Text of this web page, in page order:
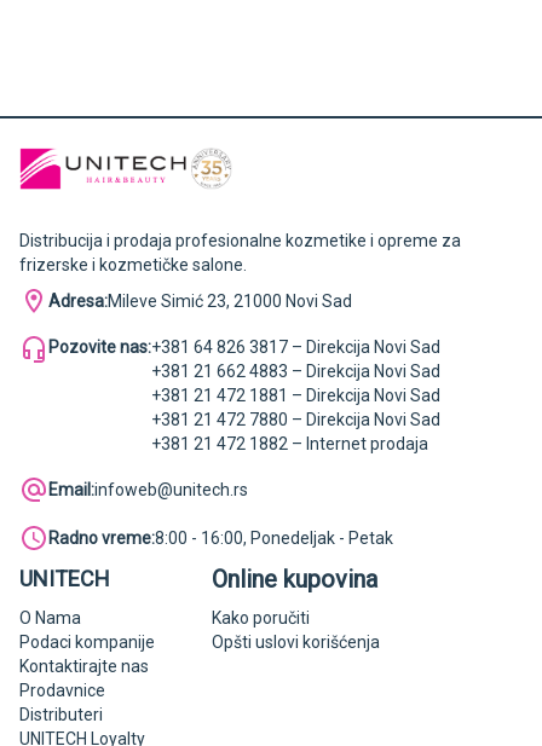
Distribucija i prodaja profesionalne kozmetike i opreme za
frizerske i kozmetičke salone.
Adresa:Mileve Simić 23, 21000 Novi Sad
Pozovite nas:+381 64 826 3817 – Direkcija Novi Sad
+381 21 662 4883 – Direkcija Novi Sad
+381 21 472 1881 – Direkcija Novi Sad
+381 21 472 7880 – Direkcija Novi Sad
+381 21 472 1882 – Internet prodaja
Email:infoweb@unitech.rs
Radno vreme:8:00 - 16:00, Ponedeljak - Petak
UNITECH
O Nama
Podaci kompanije
Kontaktirajte nas
Prodavnice
Distributeri
UNITECH Loyalty
Online kupovina
Kako poručiti
Opšti uslovi korišćenja